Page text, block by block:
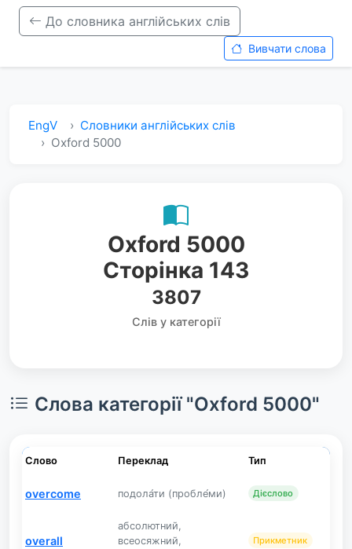
До словника англійських слів
Вивчати слова
EngV
Словники англійських слів
Oxford 5000
Oxford 5000
Сторінка 143
3807
Слів у категорії
Слова категорії "Oxford 5000"
Слово Переклад Тип
overcome подола́ти (пробле́ми) Дієслово
overall
абсолютний,
всеосяжний,
Прикметник